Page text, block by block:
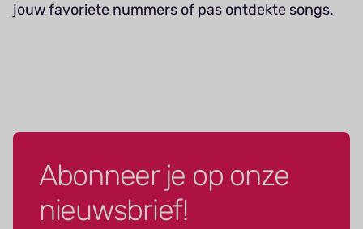
jouw favoriete nummers of pas ontdekte songs.
Abonneer je op onze
nieuwsbrief!